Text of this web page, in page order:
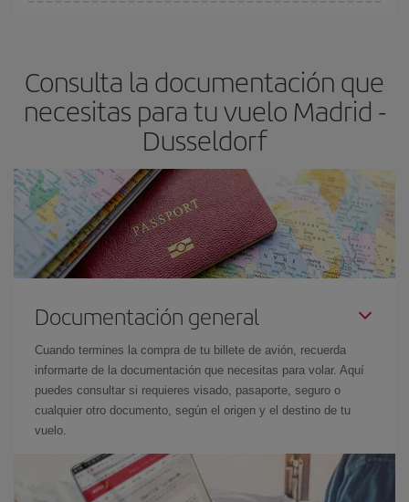
Consulta la documentación que
necesitas para tu vuelo Madrid -
Dusseldorf
Documentación general
Cuando termines la compra de tu billete de avión, recuerda
informarte de la documentación que necesitas para volar. Aquí
puedes consultar si requieres visado, pasaporte, seguro o
cualquier otro documento, según el origen y el destino de tu
vuelo.